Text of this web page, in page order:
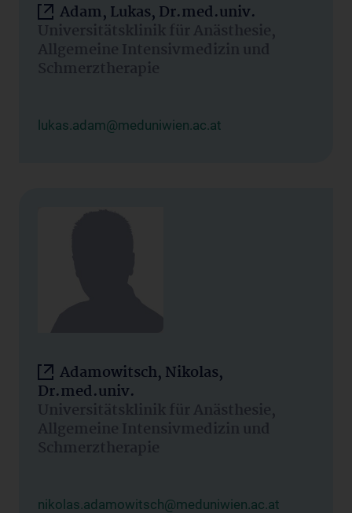
Adam, Lukas, Dr.med.univ.
Universitätsklinik für Anästhesie,
Allgemeine Intensivmedizin und
Schmerztherapie
lukas.adam@meduniwien.ac.at
Adamowitsch, Nikolas,
Dr.med.univ.
Universitätsklinik für Anästhesie,
Allgemeine Intensivmedizin und
Schmerztherapie
nikolas.adamowitsch@meduniwien.ac.at